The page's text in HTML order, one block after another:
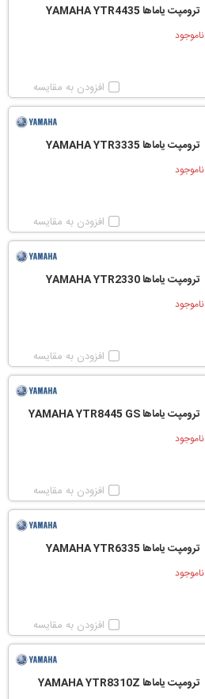
ترومپت یاماها YAMAHA YTR4435
ناموجود
افزودن به مقایسه
ترومپت یاماها YAMAHA YTR3335
ناموجود
افزودن به مقایسه
ترومپت یاماها YAMAHA YTR2330
ناموجود
افزودن به مقایسه
ترومپت یاماها YAMAHA YTR8445 GS
ناموجود
افزودن به مقایسه
ترومپت یاماها YAMAHA YTR6335
ناموجود
افزودن به مقایسه
ترومپت یاماها YAMAHA YTR8310Z